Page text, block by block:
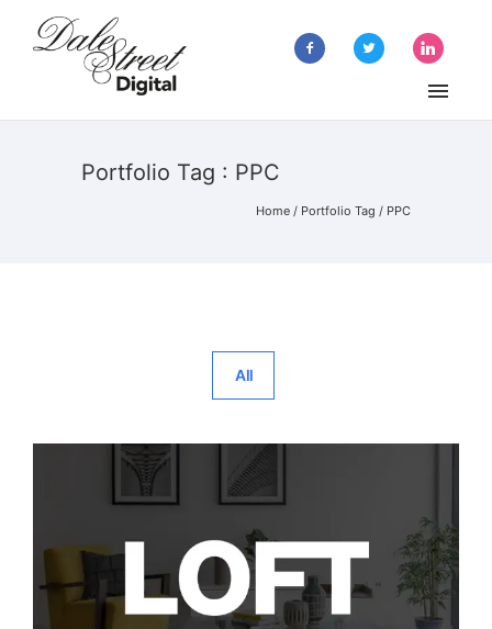
Portfolio Tag : PPC
Home / Portfolio Tag / PPC
All
loft
PPC·SEO